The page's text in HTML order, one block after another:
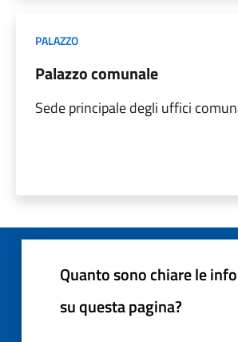
PALAZZO
Palazzo comunale
Sede principale degli uffici
Quanto sono chiare le
su questa pagina?